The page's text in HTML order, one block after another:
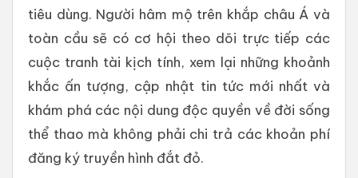
tiêu dùng. Người hâm mộ trên khắp châu Á và
toàn cầu sẽ có cơ hội theo dõi trực tiếp các
cuộc tranh tài kịch tính, xem lại những khoảnh
khắc ấn tượng, cập nhật tin tức mới nhất và
khám phá các nội dung độc quyền về đời sống
thể thao mà không phải chi trả các khoản phí
đăng ký truyền hình đắt đỏ.